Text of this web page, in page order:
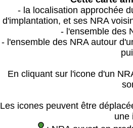
- la localisation approchée
d'implantation, et ses NRA
- l'ensemble des
- l'ensemble des NRA autour
En cliquant sur l'icone d'un
Les icones peuvent être
une